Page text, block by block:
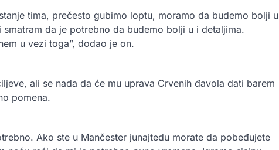
tima, prečesto gubimo loptu, moramo da budemo bolji u
da je potrebno da budemo bolji u i detaljima.
u vezi toga”, dodao je on.
ali se nada da će mu uprava Crvenih đavola dati barem
pomena.
Ako ste u Mančester junajtedu morate da pobeđujete